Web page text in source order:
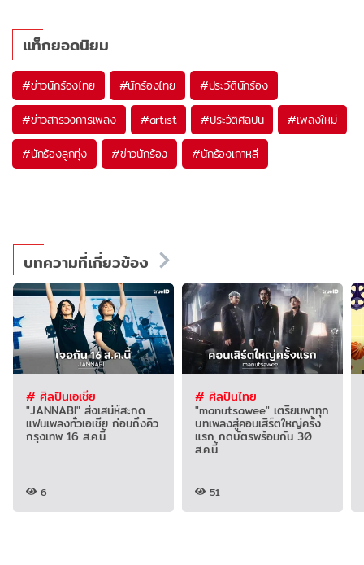
แท็กยอดนิยม
#ข่าวนักร้องไทย #นักร้องไทย #ประวัตินักร้อง
#ข่าวสารวงการเพลง #artist #ประวัติศิลปิน #เพลงใหม่
#นักร้องลูกทุ่ง #ข่าวนักร้อง #นักร้องเกาหลี
บทความที่เกี่ยวข้อง
# ศิลปินเอเชีย
"JANNABI" ส่งเสน่ห์สะกด
แฟนเพลงทั่วเอเชีย ก่อนถึงคิว
กรุงเทพ 16 ส.ค.นี้
6
# ศิลปินไทย
"manutsawee" เตรียมพาทุก
บทเพลงสู่คอนเสิร์ตใหญ่ครั้ง
แรก กดบัตรพร้อมกัน 30
ส.ค.นี้
51